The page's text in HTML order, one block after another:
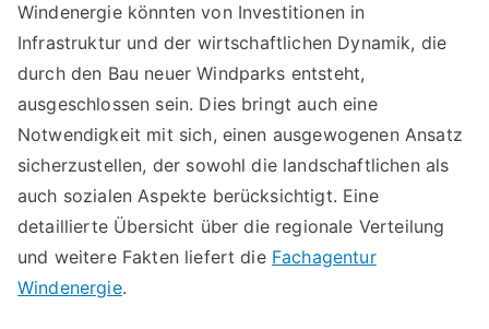
Windenergie könnten von Investitionen in
Infrastruktur und der wirtschaftlichen Dynamik, die
durch den Bau neuer Windparks entsteht,
ausgeschlossen sein. Dies bringt auch eine
Notwendigkeit mit sich, einen ausgewogenen Ansatz
sicherzustellen, der sowohl die landschaftlichen als
auch sozialen Aspekte berücksichtigt. Eine
detaillierte Übersicht über die regionale Verteilung
und weitere Fakten liefert die Fachagentur
Windenergie.